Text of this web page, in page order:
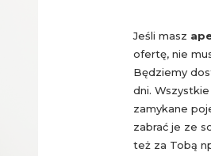
Jeśli masz
ofertę, nie
Będziemy
dni.
zamykane
zabrać je ze
też za Tobą